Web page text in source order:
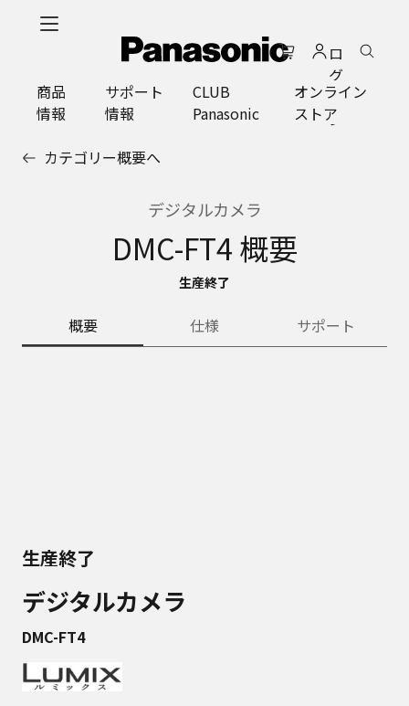
ロ
グ
イ
ン
商品
情報
サポート
情報
CLUB
Panasonic
オンライン
ストア
カテゴリー概要へ
デジタルカメラ
DMC-FT4 概要
生産終了
概要 仕様 サポート
生産終了
デジタルカメラ
DMC-FT4